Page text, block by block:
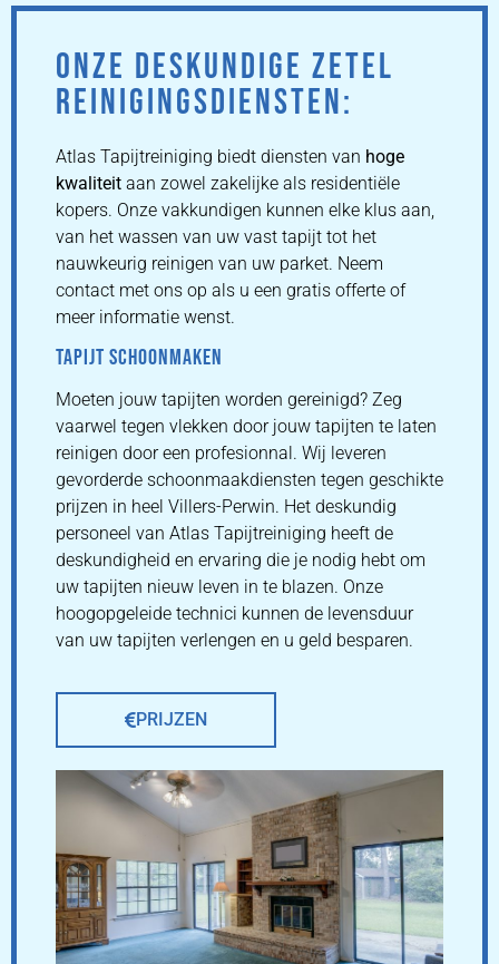
ONZE DESKUNDIGE ZETEL
REINIGINGSDIENSTEN:
Atlas Tapijtreiniging biedt diensten van hoge
kwaliteit aan zowel zakelijke als residentiële
kopers. Onze vakkundigen kunnen elke klus aan,
van het wassen van uw vast tapijt tot het
nauwkeurig reinigen van uw parket. Neem
contact met ons op als u een gratis offerte of
meer informatie wenst.
TAPIJT SCHOONMAKEN
Moeten jouw tapijten worden gereinigd? Zeg
vaarwel tegen vlekken door jouw tapijten te laten
reinigen door een profesionnal. Wij leveren
gevorderde schoonmaakdiensten tegen geschikte
prijzen in heel Villers-Perwin. Het deskundig
personeel van Atlas Tapijtreiniging heeft de
deskundigheid en ervaring die je nodig hebt om
uw tapijten nieuw leven in te blazen. Onze
hoogopgeleide technici kunnen de levensduur
van uw tapijten verlengen en u geld besparen.
PRIJZEN